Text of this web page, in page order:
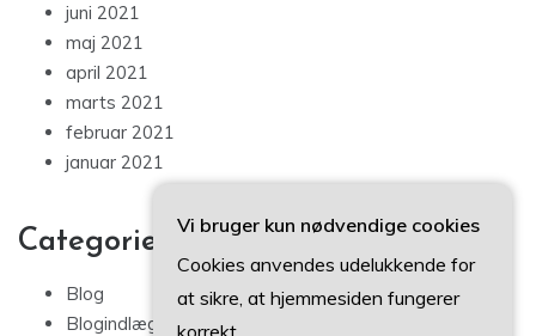
juni 2021
maj 2021
april 2021
marts 2021
februar 2021
januar 2021
Categories
Blog
Blogindlæg
Vi bruger kun nødvendige cookies
Cookies anvendes udelukkende for
at sikre, at hjemmesiden fungerer
korrekt.